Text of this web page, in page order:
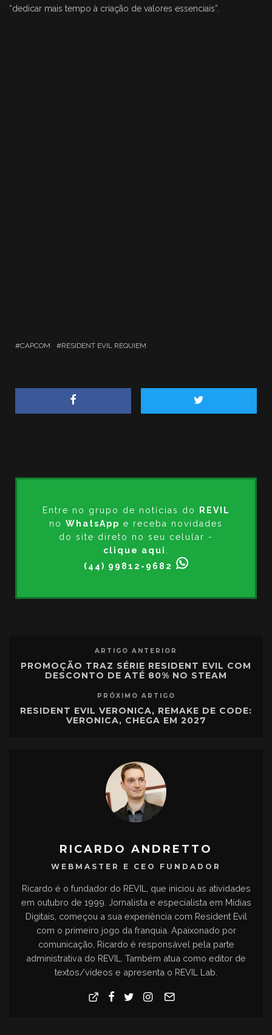
“dedicar mais tempo à criação de valores essenciais”.
CAPCOM RESIDENT EVIL REQUIEM
Entre no grupo de notícias do
REVIL
no WhatsApp e receba novidades
do site direto no seu celular -
clique aqui .
(44) 99812-9682
ARTIGO ANTERIOR
PROMOÇÃO TRAZ SÉRIE RESIDENT EVIL COM
DESCONTO DE ATÉ 80% NO STEAM
PRÓXIMO ARTIGO
RESIDENT EVIL VERONICA, REMAKE DE CODE:
VERONICA, CHEGA EM 2027
RICARDO ANDRETTO
WEBMASTER E CEO FUNDADOR
Ricardo é o fundador do REVIL, que iniciou as atividades
em outubro de 1999. Jornalista e especialista em Mídias
Digitais, começou a sua experiência com Resident Evil
com o primeiro jogo da franquia. Apaixonado por
comunicação, Ricardo é responsável pela parte
administrativa do REVIL. Também atua como editor de
textos/vídeos e apresenta o REVIL Lab.